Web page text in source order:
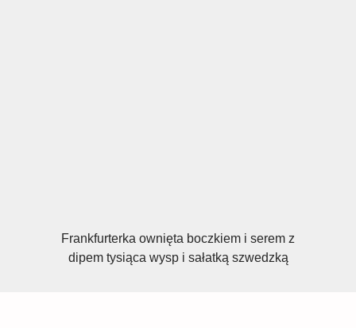
Frankfurterka ownięta boczkiem i serem z
dipem tysiąca wysp i sałatką szwedzką